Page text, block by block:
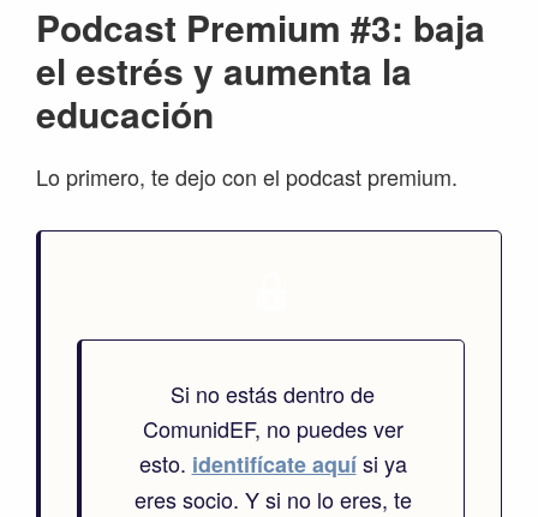
Podcast Premium #3: baja
el estrés y aumenta la
educación
Lo primero, te dejo con el podcast premium.
Si no estás dentro de
ComunidEF, no puedes ver
esto. identifícate aquísi ya
eres socio. Y si no lo eres, te